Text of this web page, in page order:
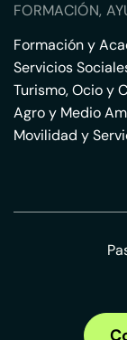
FORMACIÓN,
Formación y
Servicios
Turismo, Ocio y
Agro y Medio
Movilidad y